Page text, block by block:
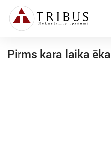
Pirms kara laika ēka